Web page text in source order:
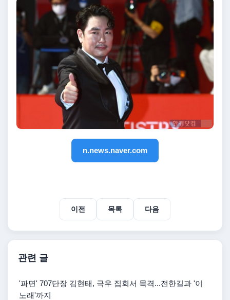
n.news.naver.com
이전 목록 다음
관련 글
'파면' 707단장 김현태, 극우 집회서 목격...전한길과 '이
노래'까지